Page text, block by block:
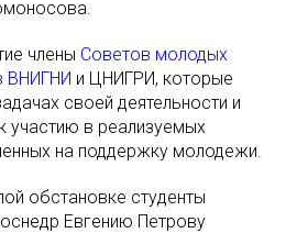
члены Советов молодых
ВНИГНИ и ЦНИГРИ, которые
своей деятельности и
участию в реализуемых
на поддержку молодежи.
обстановке студенты
Евгению Петрову